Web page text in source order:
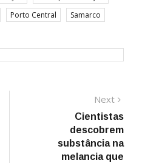
Porto Central Samarco
Next
post:
Cientistas
descobrem
substância na
melancia que